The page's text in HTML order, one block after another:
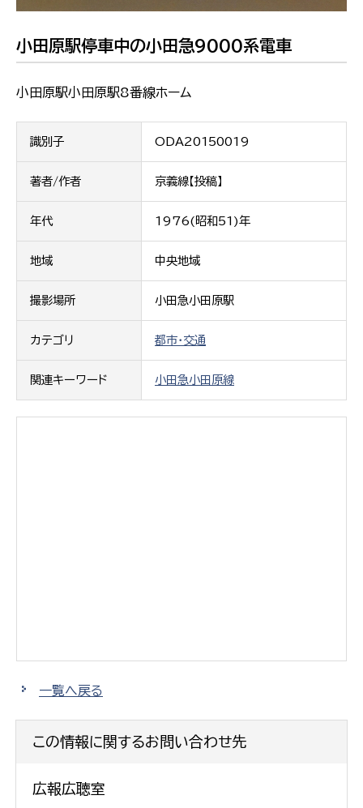
小田原駅停車中の小田急9000系電車
小田原駅小田原駅8番線ホーム
識別子 ODA20150019
著者/作者 京義線【投稿】
年代 1976(昭和51)年
地域 中央地域
撮影場所 小田急小田原駅
カテゴリ 都市・交通
関連キーワード 小田急小田原線
一覧へ戻る
この情報に関するお問い合わせ先
広報広聴室